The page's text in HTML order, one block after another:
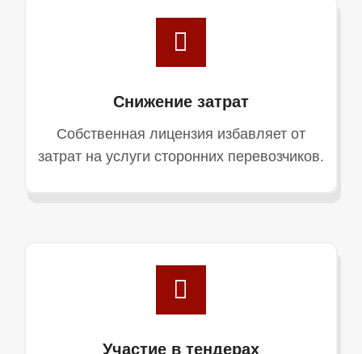
Снижение затрат
Собственная лицензия избавляет от
затрат на услуги сторонних перевозчиков.
Участие в тендерах